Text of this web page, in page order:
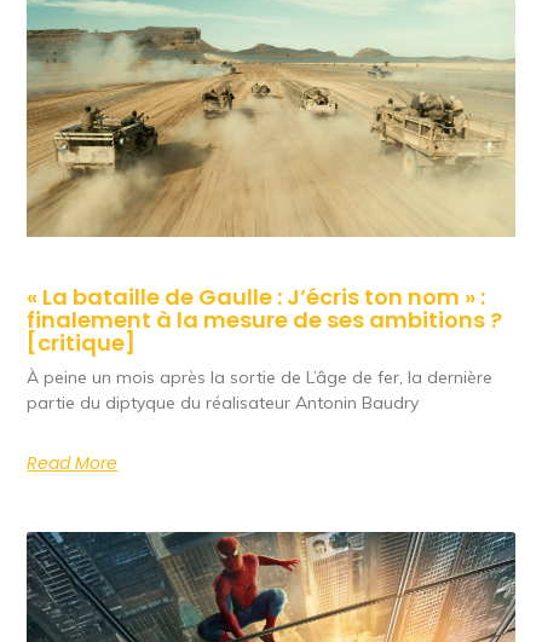
« La bataille de Gaulle : J’écris ton nom » :
finalement à la mesure de ses ambitions ?
[critique]
À peine un mois après la sortie de L’âge de fer, la dernière
partie du diptyque du réalisateur Antonin Baudry
Read More